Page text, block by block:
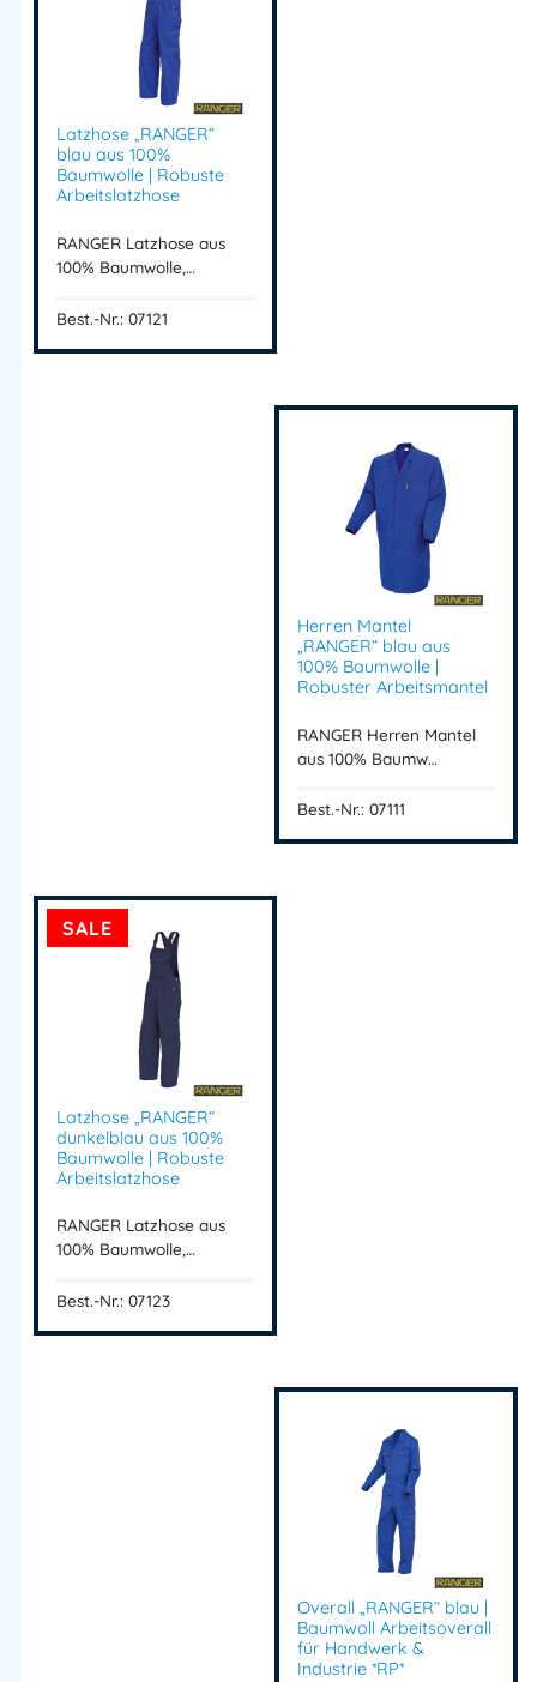
Schenkeltasche
Doppelte Zollstocktasche
Hammerschlaufe
5 cm Saumzugabe
Einsatzbereiche
Handwerk
Industrie
Werkstatt
Arbeitshose mit Zollstocktasche
Berufsbekleidung Bundhose
Arbeitshose mit Hammerschlaufe
Kategorie:RANGER BW
Herstellerinformationen
Importeur:
Intertex Handels GmbH
Herstelleranschrift:
Waldegg 4
5225 Jeging – AUSTRIA
Mehr Information E-Mail: info@bannenberg.at
Latzhose „RANGER“
blau aus 100%
Baumwolle | Robuste
Arbeitslatzhose
RANGER Latzhose aus
100% Baumwolle,…
Best.-Nr.: 07121
Herren Mantel
„RANGER“ blau aus
100% Baumwolle |
Robuster Arbeitsmantel
RANGER Herren Mantel
aus 100% Baumw…
Best.-Nr.: 07111
SALE
Latzhose „RANGER“
dunkelblau aus 100%
Baumwolle | Robuste
Arbeitslatzhose
RANGER Latzhose aus
100% Baumwolle,…
Best.-Nr.: 07123
Overall „RANGER“ blau |
Baumwoll Arbeitsoverall
für Handwerk &
Industrie *RP*